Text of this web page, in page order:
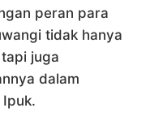
peran para
tidak hanya
juga
dalam